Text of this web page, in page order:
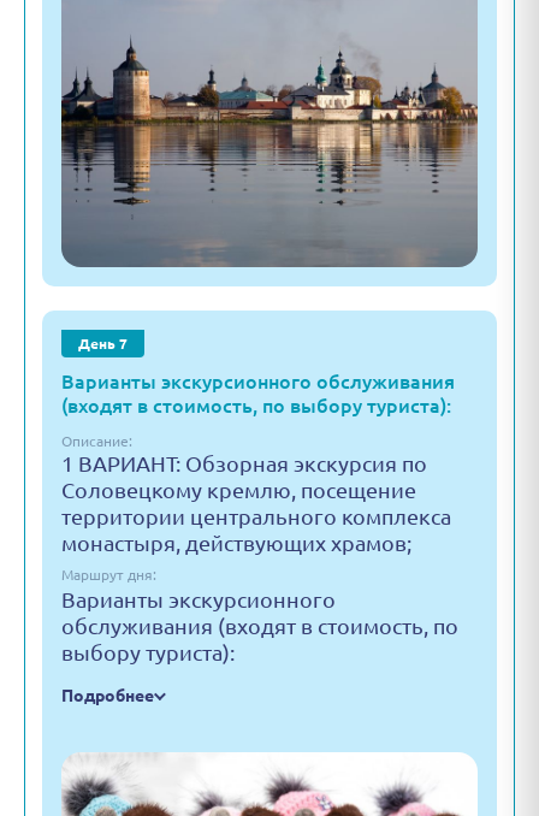
День 7
Варианты экскурсионного обслуживания
(входят в стоимость, по выбору туриста):
Описание:
1 ВАРИАНТ: Обзорная экскурсия по
Соловецкому кремлю, посещение
территории центрального комплекса
монастыря, действующих храмов;
Маршрут дня:
Варианты экскурсионного
обслуживания (входят в стоимость, по
выбору туриста):
Подробнее